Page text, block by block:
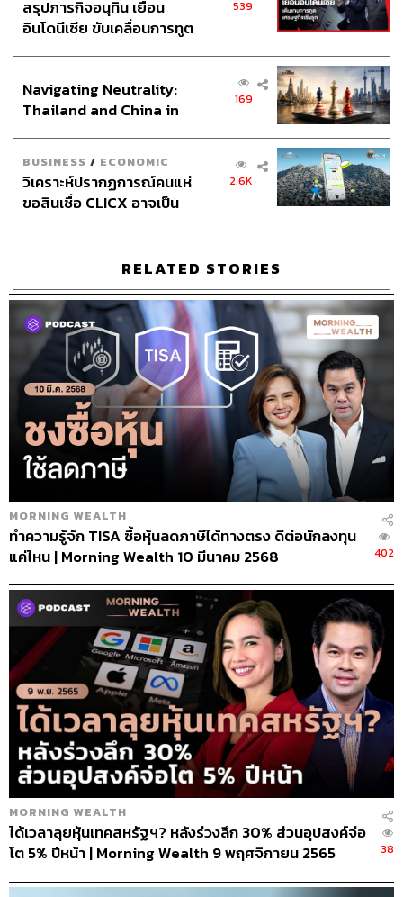
สรุปภารกิจอนุทิน เยือน
อินโดนีเซีย ขับเคลื่อนการทูต
อินโดนีเซีย
539
Navigating Neutrality:
Thailand and China in
169
BUSINESS / ECONOMIC
วิเคราะห์ปรากฏการณ์คนแห่
ขอสินเชื่อ CLICX อาจเป็น
2.6K
RELATED STORIES
MORNING WEALTH
ทำความรู้จัก TISA ซื้อหุ้นลดภาษีได้ทางตรง ดีต่อนักลงทุน
แค่ไหน | Morning Wealth 10 มีนาคม 2568
402
MORNING WEALTH
ได้เวลาลุยหุ้นเทคสหรัฐฯ? หลังร่วงลึก 30% ส่วนอุปสงค์จ่อ
โต 5% ปีหน้า | Morning Wealth 9 พฤศจิกายน 2565
38